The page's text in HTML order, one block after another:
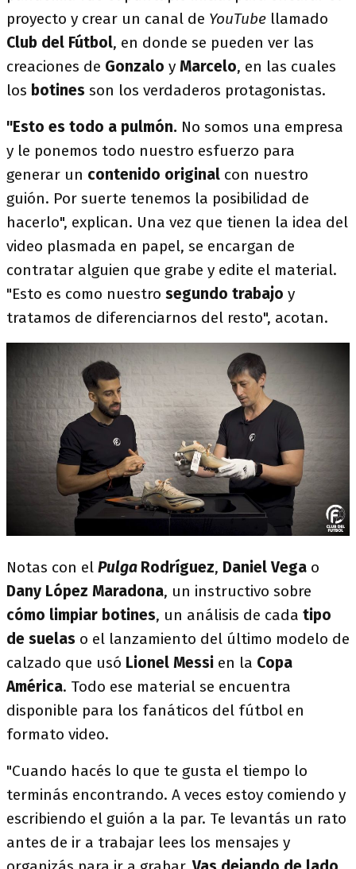
proyecto y crear un canal de YouTube llamado
Club del Fútbol, en donde se pueden ver las
creaciones de Gonzalo y Marcelo, en las cuales
los botines son los verdaderos protagonistas.
"Esto es todo a pulmón. No somos una empresa
y le ponemos todo nuestro esfuerzo para
generar un contenido original con nuestro
guión. Por suerte tenemos la posibilidad de
hacerlo", explican. Una vez que tienen la idea del
video plasmada en papel, se encargan de
contratar alguien que grabe y edite el material.
"Esto es como nuestro segundo trabajo y
tratamos de diferenciarnos del resto", acotan.
Notas con el Pulga Rodríguez, Daniel Vega o
Dany López Maradona, un instructivo sobre
cómo limpiar botines, un análisis de cada tipo
de suelas o el lanzamiento del último modelo de
calzado que usó Lionel Messi en la Copa
América. Todo ese material se encuentra
disponible para los fanáticos del fútbol en
formato video.
"Cuando hacés lo que te gusta el tiempo lo
terminás encontrando. A veces estoy comiendo y
escribiendo el guión a la par. Te levantás un rato
antes de ir a trabajar lees los mensajes y